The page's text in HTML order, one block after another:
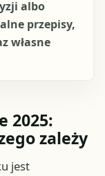
albo
przepisy,
własne
2025:
zależy
jest